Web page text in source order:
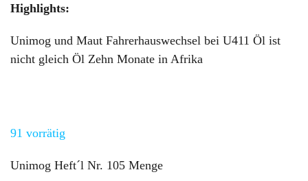
Highlights:
Unimog und Maut Fahrerhauswechsel bei U411 Öl ist
nicht gleich Öl Zehn Monate in Afrika
91 vorrätig
Unimog Heft´l Nr. 105 Menge